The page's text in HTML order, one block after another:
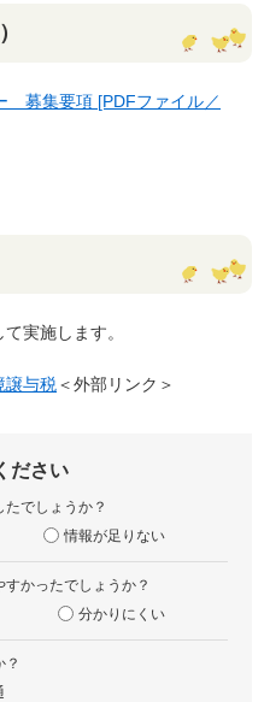
募集要項 [PDFファイル／
実施します。
譲与税＜外部リンク＞
ださい
でしょうか？
情報が足りない
かったでしょうか？
分かりにくい
？